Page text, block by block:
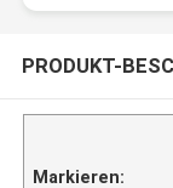
PRODUKT-
Markieren: